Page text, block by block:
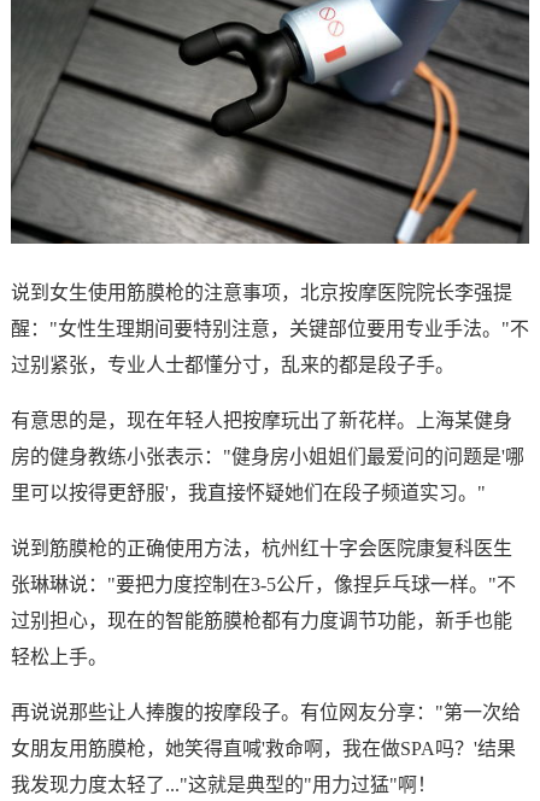
说到女生使用筋膜枪的注意事项，北京按摩医院院长李强提
醒："女性生理期间要特别注意，关键部位要用专业手法。"不
过别紧张，专业人士都懂分寸，乱来的都是段子手。
有意思的是，现在年轻人把按摩玩出了新花样。上海某健身
房的健身教练小张表示："健身房小姐姐们最爱问的问题是'哪
里可以按得更舒服'，我直接怀疑她们在段子频道实习。"
说到筋膜枪的正确使用方法，杭州红十字会医院康复科医生
张琳琳说："要把力度控制在3-5公斤，像捏乒乓球一样。"不
过别担心，现在的智能筋膜枪都有力度调节功能，新手也能
轻松上手。
再说说那些让人捧腹的按摩段子。有位网友分享："第一次给
女朋友用筋膜枪，她笑得直喊'救命啊，我在做SPA吗？'结果
我发现力度太轻了..."这就是典型的"用力过猛"啊！